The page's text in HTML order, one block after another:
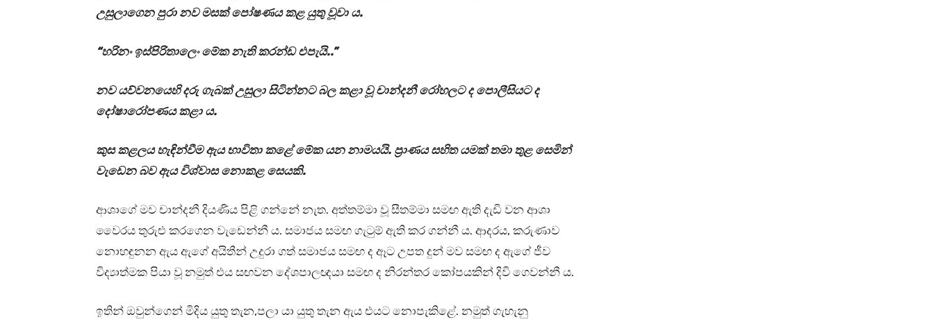
උසුලාගෙන පුරා නව මසක් පෝෂණය කළ යුතු වූවා ය.
“හරිනං ඉස්පිරිතාලෙං මේක නැති කරන්ඩ එපැයි..”
නව යව්වනයෙහි දරු ගැබක් උසුලා සිටින්නට බල කළා වූ චාන්දනී රෝහලට ද පොලීසියට ද
දෝෂාරෝපණය කළා ය.
කුස කළලය හැඳින්වීම ඇය භාවිතා කළේ මේක යන නාමයයි. ප්‍රාණය සහිත යමක් තමා තුළ සෙමින්
වැඩෙන බව ඇය විශ්වාස නොකළ සෙයකි.
ආශාගේ මව චාන්දනී දියණිය පිළි ගන්නේ නැත. අත්තම්මා වූ සීතම්මා සමඟ ඇති දැඩි වන ආශා
වෛරය තුරුළු කරගෙන වැඩෙන්නී ය. සමාජය සමඟ ගැටුම් ඇති කර ගන්නී ය. ආදරය, කරුණාව
නොහඳුනන ඇය ඇගේ අයිතීන් උදුරා ගත් සමාජය සමඟ ද ඈට උපත දුන් මව සමඟ ද ඇගේ ජීව
විද්‍යාත්මක පියා වූ නමුත් එය සඟවන දේශපාලඥයා සමඟ ද නිරන්තර කෝපයකින් දිවි ගෙවන්නී ය.
ඉතින් ඔවුන්ගෙන් මිදිය යුතු තැන,පලා යා යුතු තැන ඇය එයට නොපැකිළේ. නමුත් ගැහැනු